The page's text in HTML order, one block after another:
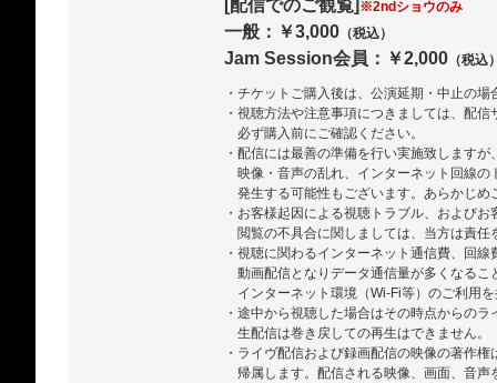
[配信でのご観覧] ※2ndショウのみ
一般：￥3,000 （税込）
Jam Session会員：￥2,000 （税込
・チケットご購入後は、公演延期・中止の
・視聴方法や注意事項につきましては、配
必ず購入前にご確認ください。
・配信には最善の準備を行い実施致します
映像・音声の乱れ、インターネット回線
発生する可能性もございます。あらかじめ
・お客様起因による視聴トラブル、および
閲覧の不具合に関しましては、当方は責任
・視聴に関わるインターネット通信費、回
動画配信となりデータ通信量が多くなるこ
インターネット環境（Wi-Fi等）のご利用
・途中から視聴した場合はその時点からのラ
生配信は巻き戻しての再生はできません。
・ライヴ配信および録画配信の映像の著作
帰属します。配信される映像、画面、音